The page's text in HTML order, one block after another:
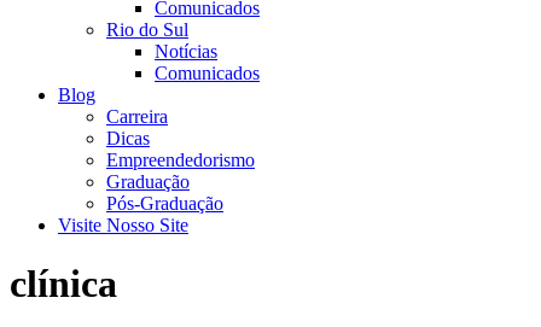
Comunicados
Rio do Sul
Notícias
Comunicados
Blog
Carreira
Dicas
Empreendedorismo
Graduação
Pós-Graduação
Visite Nosso Site
clínica